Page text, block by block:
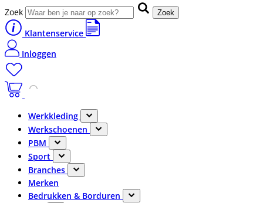
Zoek Zoek
Klantenservice
Inloggen
Werkkleding
Werkschoenen
PBM
Sport
Branches
Merken
Bedrukken & Borduren